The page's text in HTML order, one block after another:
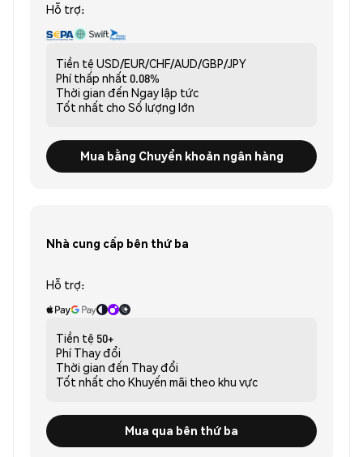
Hỗ trợ:
Tiền tệ USD/EUR/CHF/AUD/GBP/JPY
Phí thấp nhất 0.08%
Thời gian đến Ngay lập tức
Tốt nhất cho Số lượng lớn
Mua bằng Chuyển khoản ngân hàng
Nhà cung cấp bên thứ ba
Hỗ trợ:
Tiền tệ 50+
Phí Thay đổi
Thời gian đến Thay đổi
Tốt nhất cho Khuyến mãi theo khu vực
Mua qua bên thứ ba